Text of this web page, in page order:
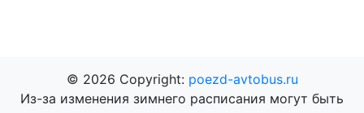
© 2026 Copyright: poezd-avtobus.ru
Из-за изменения зимнего расписания могут быть